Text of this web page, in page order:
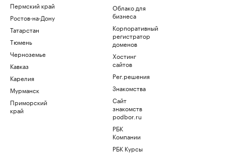
Пермский край
Ростов-на-Дону
Татарстан
Тюмень
Черноземье
Кавказ
Карелия
Мурманск
Приморский
край
Облако для
бизнеса
Корпоративный
регистратор
доменов
Хостинг
сайтов
Рег.решения
Знакомства
Сайт
знакомств
podbor.ru
РБК
Компании
РБК Курсы